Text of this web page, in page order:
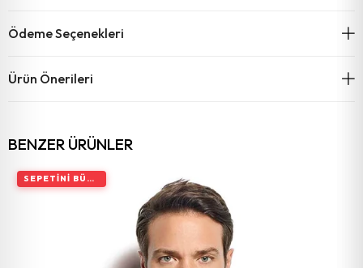
Ödeme Seçenekleri
Ürün Önerileri
BENZER ÜRÜNLER
SEPETINI BÜYÜT, İNDIRIMI ARTIR